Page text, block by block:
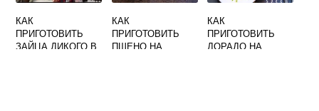
КАК
ПРИГОТОВИТЬ
ЗАЙЦА ДИКОГО В
КАК
ПРИГОТОВИТЬ
ПШЕНО НА
КАК
ПРИГОТОВИТЬ
ДОРАДО НА